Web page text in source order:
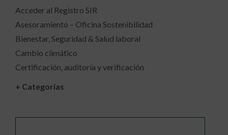
Acceder al Registro SIR
Asesoramiento – Oficina Sostenibilidad
Bienestar, Seguridad & Salud laboral
Cambio climático
Certificación, auditoría y verificación
+ Categorías